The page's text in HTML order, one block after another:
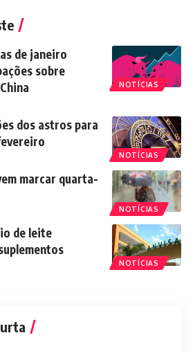
NOTÍCIAS
de janeiro
sobre
NOTÍCIAS
dos astros para
NOTÍCIAS
marcar quarta-
NOTÍCIAS
de leite